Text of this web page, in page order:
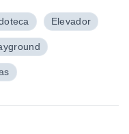
Elevador